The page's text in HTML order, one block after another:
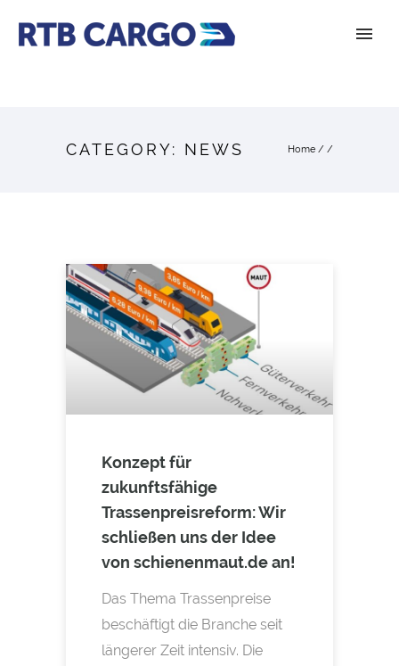
CATEGORY: NEWS Home / /
Konzept für
zukunftsfähige
Trassenpreisreform: Wir
schließen uns der Idee
von schienenmaut.de an!
Das Thema Trassenpreise
beschäftigt die Branche seit
längerer Zeit intensiv. Die